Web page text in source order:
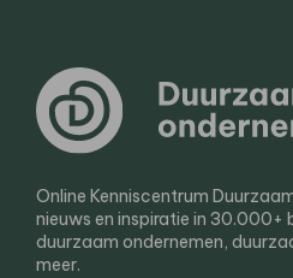
Online Kenniscentrum
nieuws en inspiratie in 30.000+
duurzaam ondernemen,
meer.